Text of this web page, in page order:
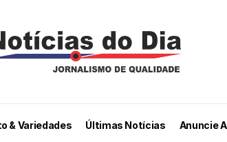
& Variedades Últimas Notícias Anuncie